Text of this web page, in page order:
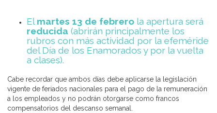
El martes 13 de febrero la apertura será
reducida (abrirán principalmente los
rubros con más actividad por la efeméride
del Día de los Enamorados y por la vuelta
a clases).
Cabe recordar que ambos días debe aplicarse la legislación
vigente de feriados nacionales para el pago de la remuneración
a los empleados y no podrán otorgarse como francos
compensatorios del descanso semanal.